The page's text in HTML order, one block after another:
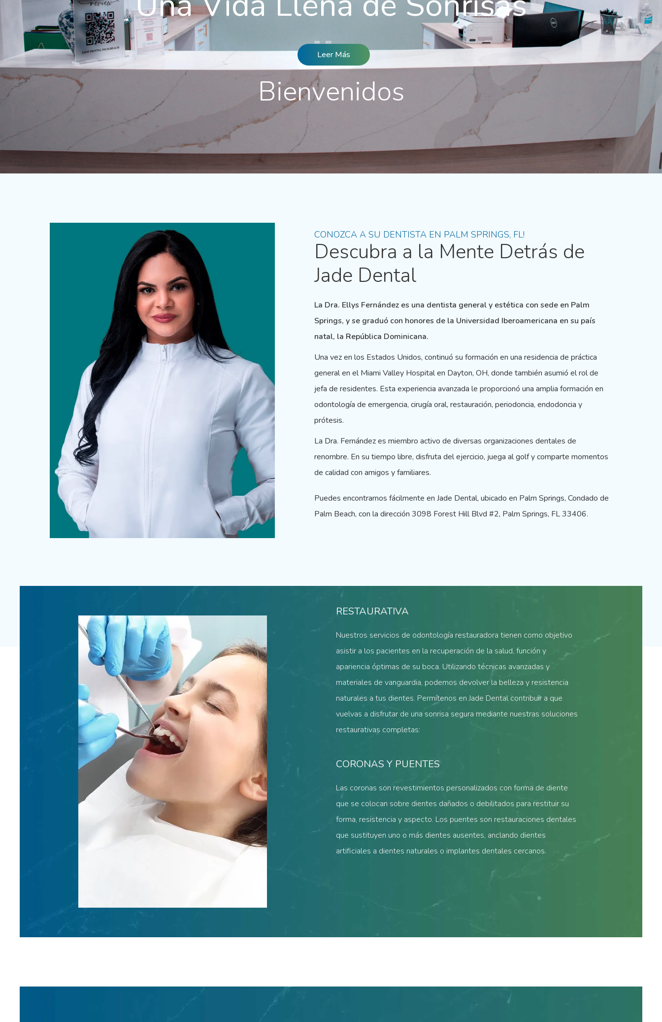
Leer Más
Bienvenidos
CONOZCA A SU DENTISTA EN PALM SPRINGS, FL!
Descubra a la Mente Detrás de
Jade Dental
La Dra. Ellys Fernández es una dentista general y estética con sede en Palm
Springs, y se graduó con honores de la Universidad Iberoamericana en su país
natal, la República Dominicana.
Una vez en los Estados Unidos, continuó su formación en una residencia de práctica
general en el Miami Valley Hospital en Dayton, OH, donde también asumió el rol de
jefa de residentes. Esta experiencia avanzada le proporcionó una amplia formación en
odontología de emergencia, cirugía oral, restauración, periodoncia, endodoncia y
prótesis.
La Dra. Fernández es miembro activo de diversas organizaciones dentales de
renombre. En su tiempo libre, disfruta del ejercicio, juega al golf y comparte momentos
de calidad con amigos y familiares.
Puedes encontrarnos fácilmente en Jade Dental, ubicado en Palm Springs, Condado de
Palm Beach, con la dirección 3098 Forest Hill Blvd #2, Palm Springs, FL 33406.
RESTAURATIVA
Nuestros servicios de odontología restauradora tienen como objetivo
asistir a los pacientes en la recuperación de la salud, función y
apariencia óptimas de su boca. Utilizando técnicas avanzadas y
materiales de vanguardia, podemos devolver la belleza y resistencia
naturales a tus dientes. Permítenos en Jade Dental contribuir a que
vuelvas a disfrutar de una sonrisa segura mediante nuestras soluciones
restaurativas completas:
CORONAS Y PUENTES
Las coronas son revestimientos personalizados con forma de diente
que se colocan sobre dientes dañados o debilitados para restituir su
forma, resistencia y aspecto. Los puentes son restauraciones dentales
que sustituyen uno o más dientes ausentes, anclando dientes
artificiales a dientes naturales o implantes dentales cercanos.